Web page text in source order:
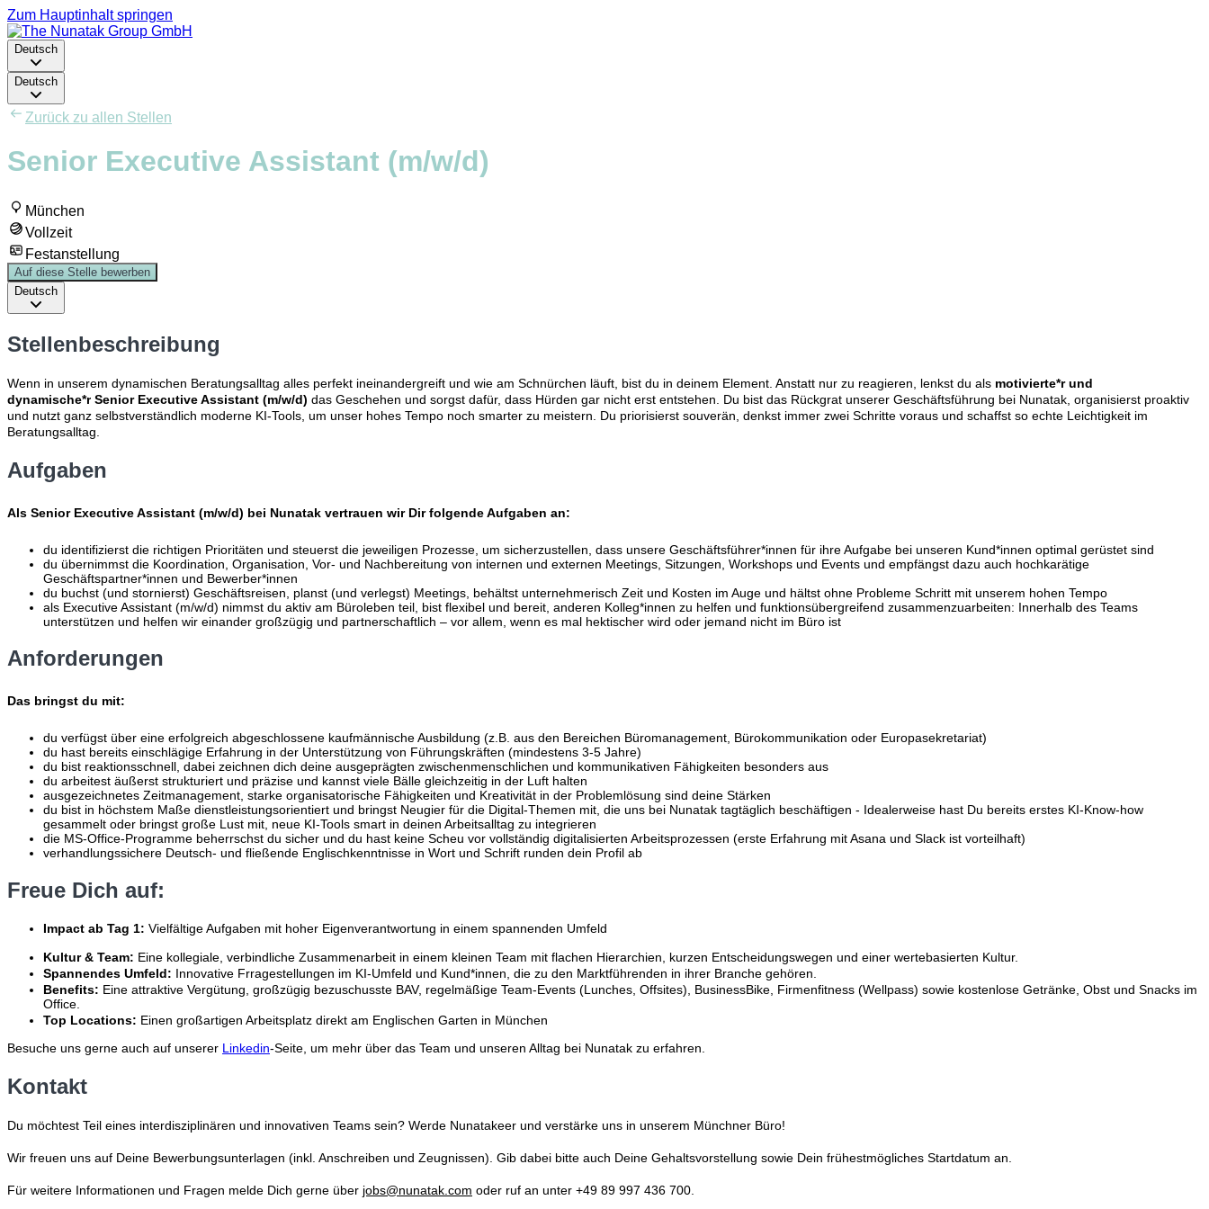
Zum Hauptinhalt springen
Deutsch
Deutsch
Zurück zu allen Stellen
Senior Executive Assistant (m/w/d)
München
Vollzeit
Festanstellung
Auf diese Stelle bewerben
Deutsch
Stellenbeschreibung
Wenn in unserem dynamischen Beratungsalltag alles perfekt ineinandergreift und wie am Schnürchen läuft, bist du in deinem Element. Anstatt nur zu reagieren, lenkst du als motivierte*r und
dynamische*r Senior Executive Assistant (m/w/d) das Geschehen und sorgst dafür, dass Hürden gar nicht erst entstehen. Du bist das Rückgrat unserer Geschäftsführung bei Nunatak, organisierst proaktiv
und nutzt ganz selbstverständlich moderne KI-Tools, um unser hohes Tempo noch smarter zu meistern. Du priorisierst souverän, denkst immer zwei Schritte voraus und schaffst so echte Leichtigkeit im
Beratungsalltag.
Aufgaben
Als Senior Executive Assistant (m/w/d) bei Nunatak vertrauen wir Dir folgende Aufgaben an:
du identifizierst die richtigen Prioritäten und steuerst die jeweiligen Prozesse, um sicherzustellen, dass unsere Geschäftsführer*innen für ihre Aufgabe bei unseren Kund*innen optimal gerüstet sind
du übernimmst die Koordination, Organisation, Vor- und Nachbereitung von internen und externen Meetings, Sitzungen, Workshops und Events und empfängst dazu auch hochkarätige
Geschäftspartner*innen und Bewerber*innen
du buchst (und stornierst) Geschäftsreisen, planst (und verlegst) Meetings, behältst unternehmerisch Zeit und Kosten im Auge und hältst ohne Probleme Schritt mit unserem hohen Tempo
als Executive Assistant (m/w/d) nimmst du aktiv am Büroleben teil, bist flexibel und bereit, anderen Kolleg*innen zu helfen und funktionsübergreifend zusammenzuarbeiten: Innerhalb des Teams
unterstützen und helfen wir einander großzügig und partnerschaftlich – vor allem, wenn es mal hektischer wird oder jemand nicht im Büro ist
Anforderungen
Das bringst du mit:
du verfügst über eine erfolgreich abgeschlossene kaufmännische Ausbildung (z.B. aus den Bereichen Büromanagement, Bürokommunikation oder Europasekretariat)
du hast bereits einschlägige Erfahrung in der Unterstützung von Führungskräften (mindestens 3-5 Jahre)
du bist reaktionsschnell, dabei zeichnen dich deine ausgeprägten zwischenmenschlichen und kommunikativen Fähigkeiten besonders aus
du arbeitest äußerst strukturiert und präzise und kannst viele Bälle gleichzeitig in der Luft halten
ausgezeichnetes Zeitmanagement, starke organisatorische Fähigkeiten und Kreativität in der Problemlösung sind deine Stärken
du bist in höchstem Maße dienstleistungsorientiert und bringst Neugier für die Digital-Themen mit, die uns bei Nunatak tagtäglich beschäftigen - Idealerweise hast Du bereits erstes KI-Know-how
gesammelt oder bringst große Lust mit, neue KI-Tools smart in deinen Arbeitsalltag zu integrieren
die MS-Office-Programme beherrschst du sicher und du hast keine Scheu vor vollständig digitalisierten Arbeitsprozessen (erste Erfahrung mit Asana und Slack ist vorteilhaft)
verhandlungssichere Deutsch- und fließende Englischkenntnisse in Wort und Schrift runden dein Profil ab
Freue Dich auf:
Impact ab Tag 1: Vielfältige Aufgaben mit hoher Eigenverantwortung in einem spannenden Umfeld
Kultur & Team: Eine kollegiale, verbindliche Zusammenarbeit in einem kleinen Team mit flachen Hierarchien, kurzen Entscheidungswegen und einer wertebasierten Kultur.
Spannendes Umfeld: Innovative Frragestellungen im KI-Umfeld und Kund*innen, die zu den Marktführenden in ihrer Branche gehören.
Benefits: Eine attraktive Vergütung, großzügig bezuschusste BAV, regelmäßige Team-Events (Lunches, Offsites), BusinessBike, Firmenfitness (Wellpass) sowie kostenlose Getränke, Obst und Snacks im
Office.
Top Locations: Einen großartigen Arbeitsplatz direkt am Englischen Garten in München
Besuche uns gerne auch auf unserer Linkedin-Seite, um mehr über das Team und unseren Alltag bei Nunatak zu erfahren.
Kontakt
Du möchtest Teil eines interdisziplinären und innovativen Teams sein? Werde Nunatakeer und verstärke uns in unserem Münchner Büro!
Wir freuen uns auf Deine Bewerbungsunterlagen (inkl. Anschreiben und Zeugnissen). Gib dabei bitte auch Deine Gehaltsvorstellung sowie Dein frühestmögliches Startdatum an.
Für weitere Informationen und Fragen melde Dich gerne über jobs@nunatak.com oder ruf an unter +49 89 997 436 700.